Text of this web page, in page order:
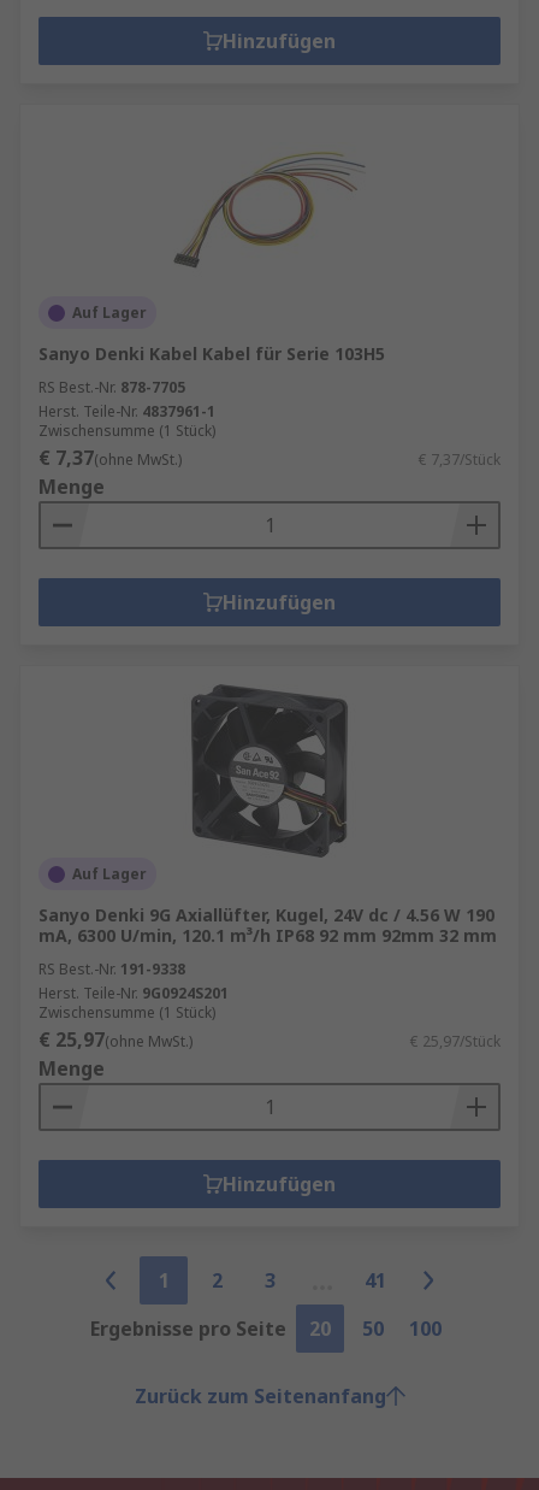
Hinzufügen
Auf Lager
Sanyo Denki Kabel Kabel für Serie 103H5
RS Best.-Nr. 878-7705
Herst. Teile-Nr. 4837961-1
Zwischensumme (1 Stück)
€ 7,37(ohne MwSt.) € 7,37/Stück
Menge
Hinzufügen
Auf Lager
Sanyo Denki 9G Axiallüfter, Kugel, 24V dc / 4.56 W 190
mA, 6300 U/min, 120.1 m³/h IP68 92 mm 92mm 32 mm
RS Best.-Nr. 191-9338
Herst. Teile-Nr. 9G0924S201
Zwischensumme (1 Stück)
€ 25,97(ohne MwSt.) € 25,97/Stück
Menge
Hinzufügen
1 2 3
41
Ergebnisse pro Seite
20 50 100
Zurück zum Seitenanfang